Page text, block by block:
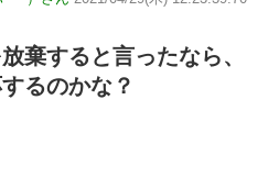
棄すると言ったなら、
るのかな？